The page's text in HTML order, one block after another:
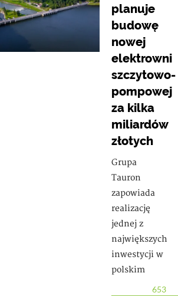
planuje
budowę
nowej
elektrowni
szczytowo-
pompowej
za kilka
miliardów
złotych
Grupa
Tauron
zapowiada
realizację
jednej z
największych
inwestycji w
polskim
653